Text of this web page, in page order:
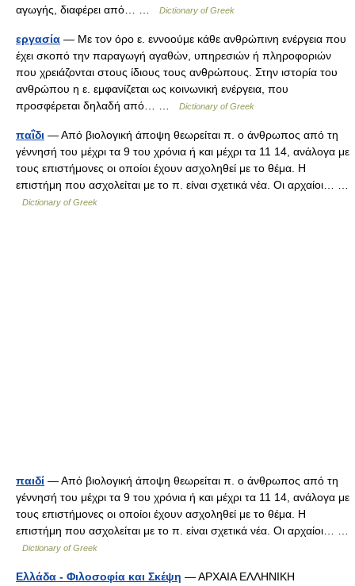
αγωγής, διαφέρει από… …
Dictionary of Greek
εργασία — Με τον όρο ε. εννοούμε κάθε ανθρώπινη ενέργεια που
έχει σκοπό την παραγωγή αγαθών, υπηρεσιών ή πληροφοριών
που χρειάζονται στους ίδιους τους ανθρώπους. Στην ιστορία του
ανθρώπου η ε. εμφανίζεται ως κοινωνική ενέργεια, που
προσφέρεται δηλαδή από… …
Dictionary of Greek
παΐδι — Από βιολογική άποψη θεωρείται π. ο άνθρωπος από τη
γέννησή του μέχρι τα 9 του χρόνια ή και μέχρι τα 11 14, ανάλογα με
τους επιστήμονες οι οποίοι έχουν ασχοληθεί με το θέμα. Η
επιστήμη που ασχολείται με το π. είναι σχετικά νέα. Οι αρχαίοι… …
Dictionary of Greek
παιδί — Από βιολογική άποψη θεωρείται π. ο άνθρωπος από τη
γέννησή του μέχρι τα 9 του χρόνια ή και μέχρι τα 11 14, ανάλογα με
τους επιστήμονες οι οποίοι έχουν ασχοληθεί με το θέμα. Η
επιστήμη που ασχολείται με το π. είναι σχετικά νέα. Οι αρχαίοι… …
Dictionary of Greek
Ελλάδα - Φιλοσοφία και Σκέψη — ΑΡΧΑΙΑ ΕΛΛΗΝΙΚΗ